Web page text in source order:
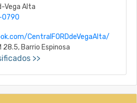
Vega Alta
0790
CentralFORDdeVegaAlta/
28.5, Barrio Espinosa
>>